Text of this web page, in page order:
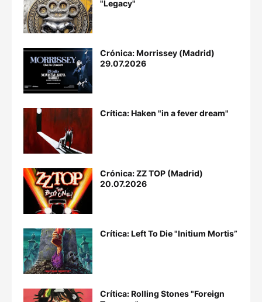
"Legacy"
Crónica: Morrissey (Madrid)
29.07.2026
Crítica: Haken "in a fever dream"
Crónica: ZZ TOP (Madrid)
20.07.2026
Crítica: Left To Die "Initium Mortis”
Crítica: Rolling Stones "Foreign